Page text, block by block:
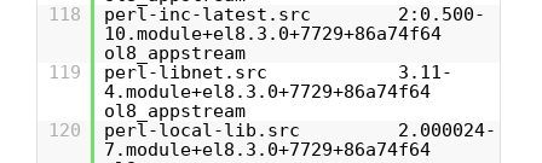
118
perl-inc-latest.src 2:0.500-
10.module+el8.3.0+7729+86a74f64
ol8_appstream
119
perl-libnet.src 3.11-
4.module+el8.3.0+7729+86a74f64
ol8_appstream
120
perl-local-lib.src 2.000024-
7.module+el8.3.0+7729+86a74f64